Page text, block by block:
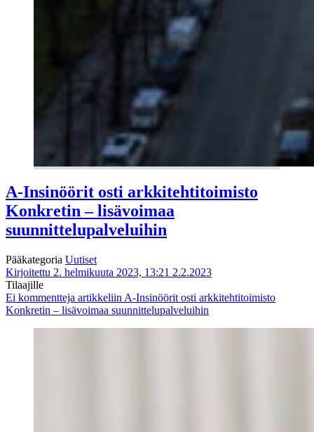
A-Insinöörit osti arkkitehtitoimisto
Konkretin – lisävoimaa
suunnittelupalveluihin
Pääkategoria Uutiset
Kirjoitettu 2. helmikuuta 2023, 13:21 2.2.2023
Tilaajille
Ei kommentteja artikkeliin A-Insinöörit osti arkkitehtitoimisto
Konkretin – lisävoimaa suunnittelupalveluihin